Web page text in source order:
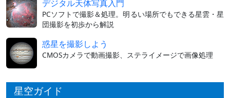
デジタル天体写真入門
PCソフトで撮影＆処理。明るい場所でもできる星雲・星
団撮影を初歩から解説
惑星を撮影しよう
CMOSカメラで動画撮影、ステライメージで画像処理
星空ガイド